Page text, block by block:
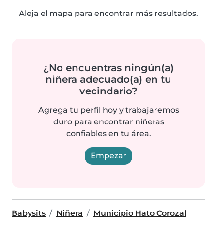
Aleja el mapa para encontrar más resultados.
¿No encuentras ningún(a)
niñera adecuado(a) en tu
vecindario?
Agrega tu perfil hoy y trabajaremos
duro para encontrar niñeras
confiables en tu área.
Empezar
Babysits Niñera Municipio Hato Corozal